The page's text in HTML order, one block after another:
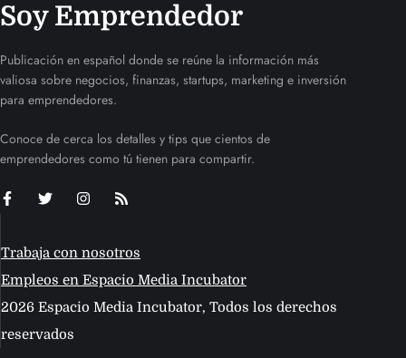
Soy Emprendedor
Publicación en español donde se reúne la información más
valiosa sobre negocios, finanzas, startups, marketing e inversión
para emprendedores.
Conoce de cerca los detalles y tips que cientos de
emprendedores como tú tienen para compartir.
Trabaja con nosotros
Empleos en Espacio Media Incubator
2026 Espacio Media Incubator, Todos los derechos
reservados